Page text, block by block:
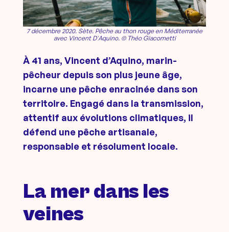
7 décembre 2020. Sète. Pêche au thon rouge en Méditerranée
avec Vincent D'Aquino. © Théo Giacometti
À 41 ans, Vincent d’Aquino, marin-
pêcheur depuis son plus jeune âge,
incarne une pêche enracinée dans son
territoire. Engagé dans la transmission,
attentif aux évolutions climatiques, il
défend une pêche artisanale,
responsable et résolument locale.
La mer dans les
veines